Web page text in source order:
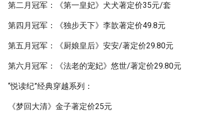
第二月冠军：《第一皇妃》犬犬著定价35元/套
第四月冠军：《独步天下》李歆著定价49.8元
第五月冠军：《厨娘皇后》安安/著定价29.80元
第六月冠军：《法老的宠妃》悠世/著定价29.80元
“悦读纪”经典穿越系列：
《梦回大清》金子著定价25元